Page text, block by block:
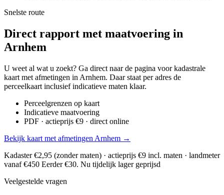
Snelste route
Direct rapport met maatvoering in
Arnhem
U weet al wat u zoekt? Ga direct naar de pagina voor kadastrale
kaart met afmetingen in Arnhem. Daar staat per adres de
perceelkaart inclusief indicatieve maten klaar.
Perceelgrenzen op kaart
Indicatieve maatvoering
PDF · actieprijs €9 · direct online
Bekijk kaart met afmetingen Arnhem →
Kadaster €2,95 (zonder maten) · actieprijs €9 incl. maten · landmeter
vanaf €450 Eerder €30. Nu tijdelijk lager geprijsd
Veelgestelde vragen